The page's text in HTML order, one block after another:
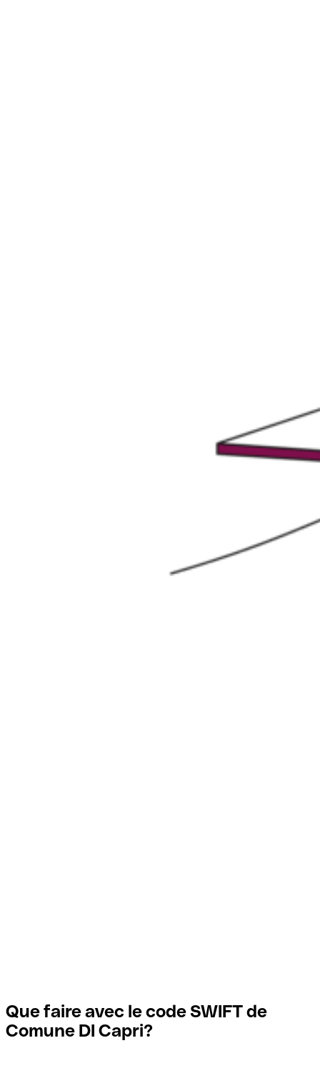
Que faire avec le code SWIFT de
Comune DI Capri?